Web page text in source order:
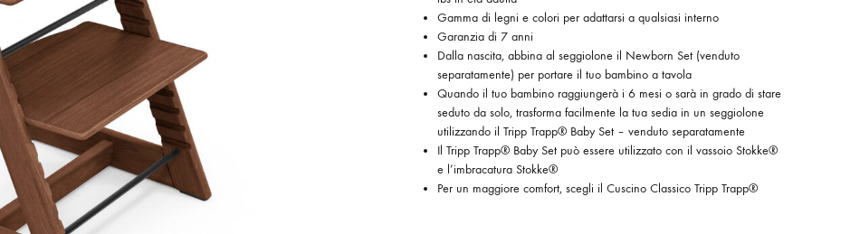
Gamma di legni e colori per adattarsi a qualsiasi interno
Garanzia di 7 anni
Dalla nascita, abbina al seggiolone il Newborn Set (venduto
separatamente) per portare il tuo bambino a tavola
Quando il tuo bambino raggiungerà i 6 mesi o sarà in grado di stare
seduto da solo, trasforma facilmente la tua sedia in un seggiolone
utilizzando il Tripp Trapp® Baby Set – venduto separatamente
Il Tripp Trapp® Baby Set può essere utilizzato con il vassoio Stokke®
e l’imbracatura Stokke®
Per un maggiore comfort, scegli il Cuscino Classico Tripp Trapp®